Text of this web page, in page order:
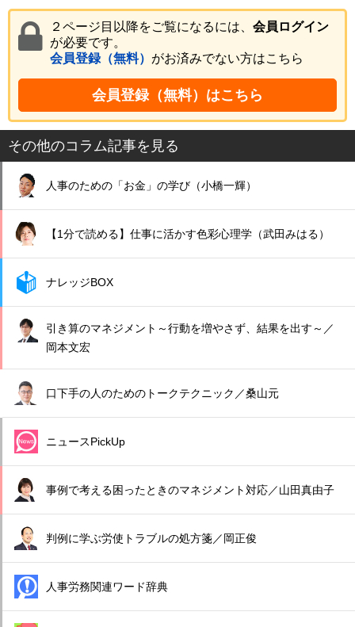
２ページ目以降をご覧になるには、 会員ログイン
が必要です。
会員登録（無料） がお済みでない方はこちら
会員登録（無料）はこちら
その他のコラム記事を見る
人事のための「お金」の学び（小橋一輝）
【1分で読める】仕事に活かす色彩心理学（武田みはる）
ナレッジBOX
引き算のマネジメント～行動を増やさず、結果を出す～／
岡本文宏
口下手の人のためのトークテクニック／桑山元
ニュースPickUp
事例で考える困ったときのマネジメント対応／山田真由子
判例に学ぶ労使トラブルの処方箋／岡正俊
人事労務関連ワード辞典